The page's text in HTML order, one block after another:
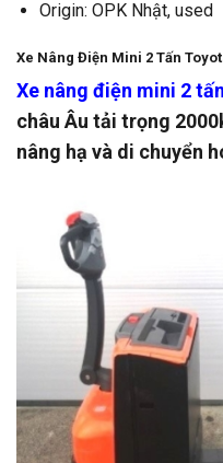
Origin: OPK Nhật, used
Xe Nâng Điện Mini 2 Tấn
Xe nâng điện mini 2 tấn
châu Âu tải trọng
nâng hạ và di chuyển